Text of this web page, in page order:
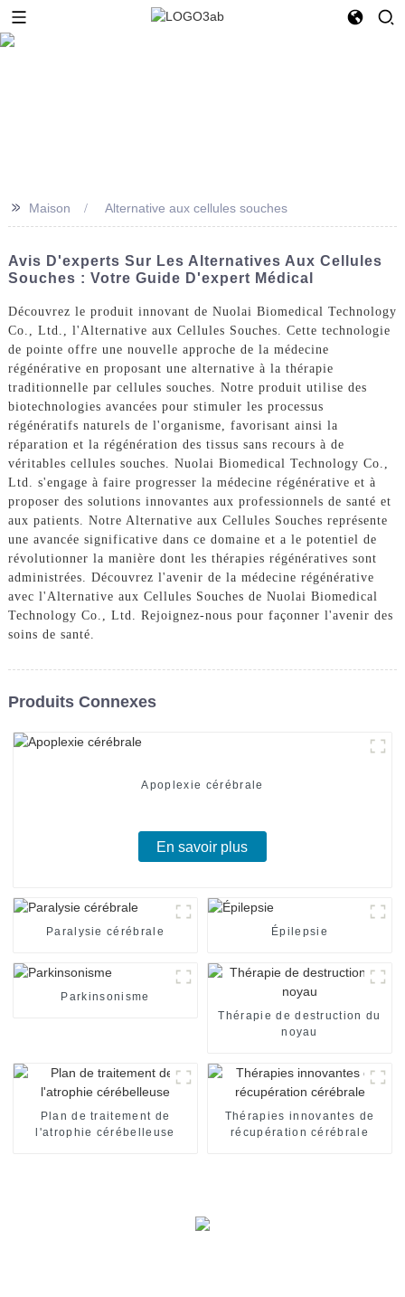
>> Maison Alternative aux cellules souches
Avis D'experts Sur Les Alternatives Aux Cellules
Souches : Votre Guide D'expert Médical
Découvrez le produit innovant de Nuolai Biomedical Technology
Co., Ltd., l'Alternative aux Cellules Souches. Cette technologie
de pointe offre une nouvelle approche de la médecine
régénérative en proposant une alternative à la thérapie
traditionnelle par cellules souches. Notre produit utilise des
biotechnologies avancées pour stimuler les processus
régénératifs naturels de l'organisme, favorisant ainsi la
réparation et la régénération des tissus sans recours à de
véritables cellules souches. Nuolai Biomedical Technology Co.,
Ltd. s'engage à faire progresser la médecine régénérative et à
proposer des solutions innovantes aux professionnels de santé et
aux patients. Notre Alternative aux Cellules Souches représente
une avancée significative dans ce domaine et a le potentiel de
révolutionner la manière dont les thérapies régénératives sont
administrées. Découvrez l'avenir de la médecine régénérative
avec l'Alternative aux Cellules Souches de Nuolai Biomedical
Technology Co., Ltd. Rejoignez-nous pour façonner l'avenir des
soins de santé.
Produits Connexes
Apoplexie cérébrale
En savoir plus
Paralysie cérébrale Épilepsie
Parkinsonisme
Thérapie de destruction du
noyau
Plan de traitement de
l'atrophie cérébelleuse
Thérapies innovantes de
récupération cérébrale